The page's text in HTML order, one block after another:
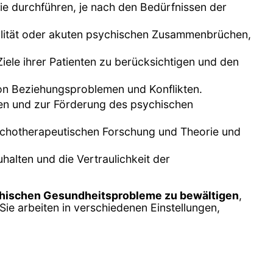
durchführen, je nach den Bedürfnissen der
oder akuten psychischen Zusammenbrüchen,
ihrer Patienten zu berücksichtigen und den
Beziehungsproblemen und Konflikten.
und zur Förderung des psychischen
Forschung und Theorie und
und die Vertraulichkeit der
Gesundheitsprobleme zu bewältigen,
arbeiten in verschiedenen Einstellungen,